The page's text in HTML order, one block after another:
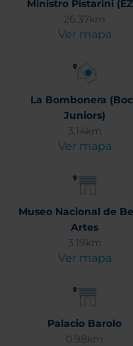
Ministro Pistarini
26.37km
Ver mapa
La Bombonera
Juniors)
3.14km
Ver mapa
Museo Nacional de
Artes
3.19km
Ver mapa
Palacio Barolo
0.98km